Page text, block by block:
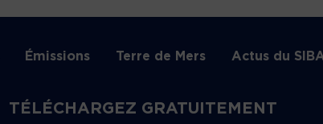
Émissions Terre de Mers Actus du
TÉLÉCHARGEZ GRATUITEMENT